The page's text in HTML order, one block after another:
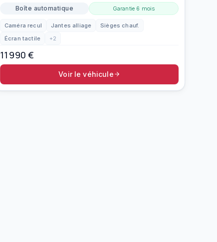
Boîte automatique Garantie 6 mois
Caméra recul Jantes alliage
Sièges chauf.
Écran tactile
+2
11 990 €
Voir le véhicule